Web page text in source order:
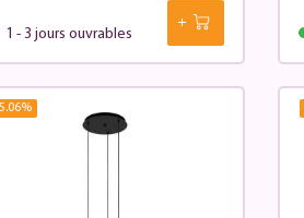
1 - 3 jours ouvrables
%